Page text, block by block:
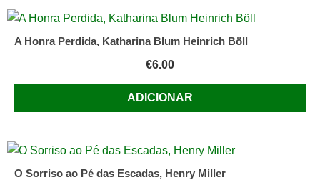
A Honra Perdida, Katharina Blum Heinrich Böll
€6.00
ADICIONAR
O Sorriso ao Pé das Escadas, Henry Miller